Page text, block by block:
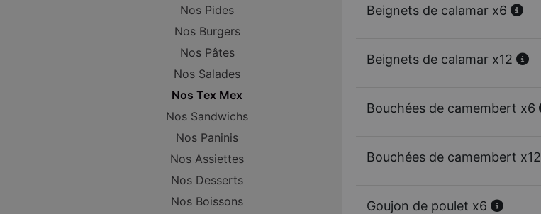
Nos Pides
Nos Burgers
Nos Pâtes
Nos Salades
Nos Tex Mex
Nos Sandwichs
Nos Paninis
Nos Assiettes
Nos Desserts
Nos Boissons
Beignets de calamar x6
Beignets de calamar x12
Bouchées de camembert x6
Bouchées de camembert x12
Goujon de poulet x6